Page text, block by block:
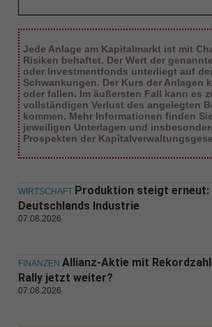
Jede Anlage am Kapitalmarkt ist mit
Risiken behaftet. Der Wert der
oder Investmentfonds unterliegt auf
Schwankungen. Der Kurs der Anlagen
oder fallen. Im äußersten Fall kann es
vollständigen Verlust des angelegten
kommen. Mehr Informationen finden
jeweiligen Unterlagen und
Prospekten der
WIRTSCHAFT Produktion steigt
Deutschlands Industrie
07.08.2026
FINANZEN Allianz-Aktie mit
Rally jetzt weiter?
07.08.2026